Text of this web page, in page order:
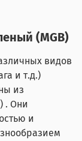
(MGB)
видов
и т.д.)
из
. Они
и